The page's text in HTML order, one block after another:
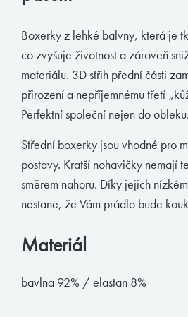
Boxerky z lehké balvny, která je
co zvyšuje životnost a zároveň
materiálu. 3D střih přední části
přirození a nepříjemnému třetí
Perfektní společní nejen do obleku.
Střední boxerky jsou vhodné pro
postavy. Kratší nohavičky nemají
směrem nahoru. Díky jejich
nestane, že Vám prádlo bude
Materiál
bavlna 92% / elastan 8%
McAlson
Baldesarini
HOM
Manstore
Tommy Hilfiger
Ralph Lauren
Ermenegildo Zegna
Calvin Klein
E-shop